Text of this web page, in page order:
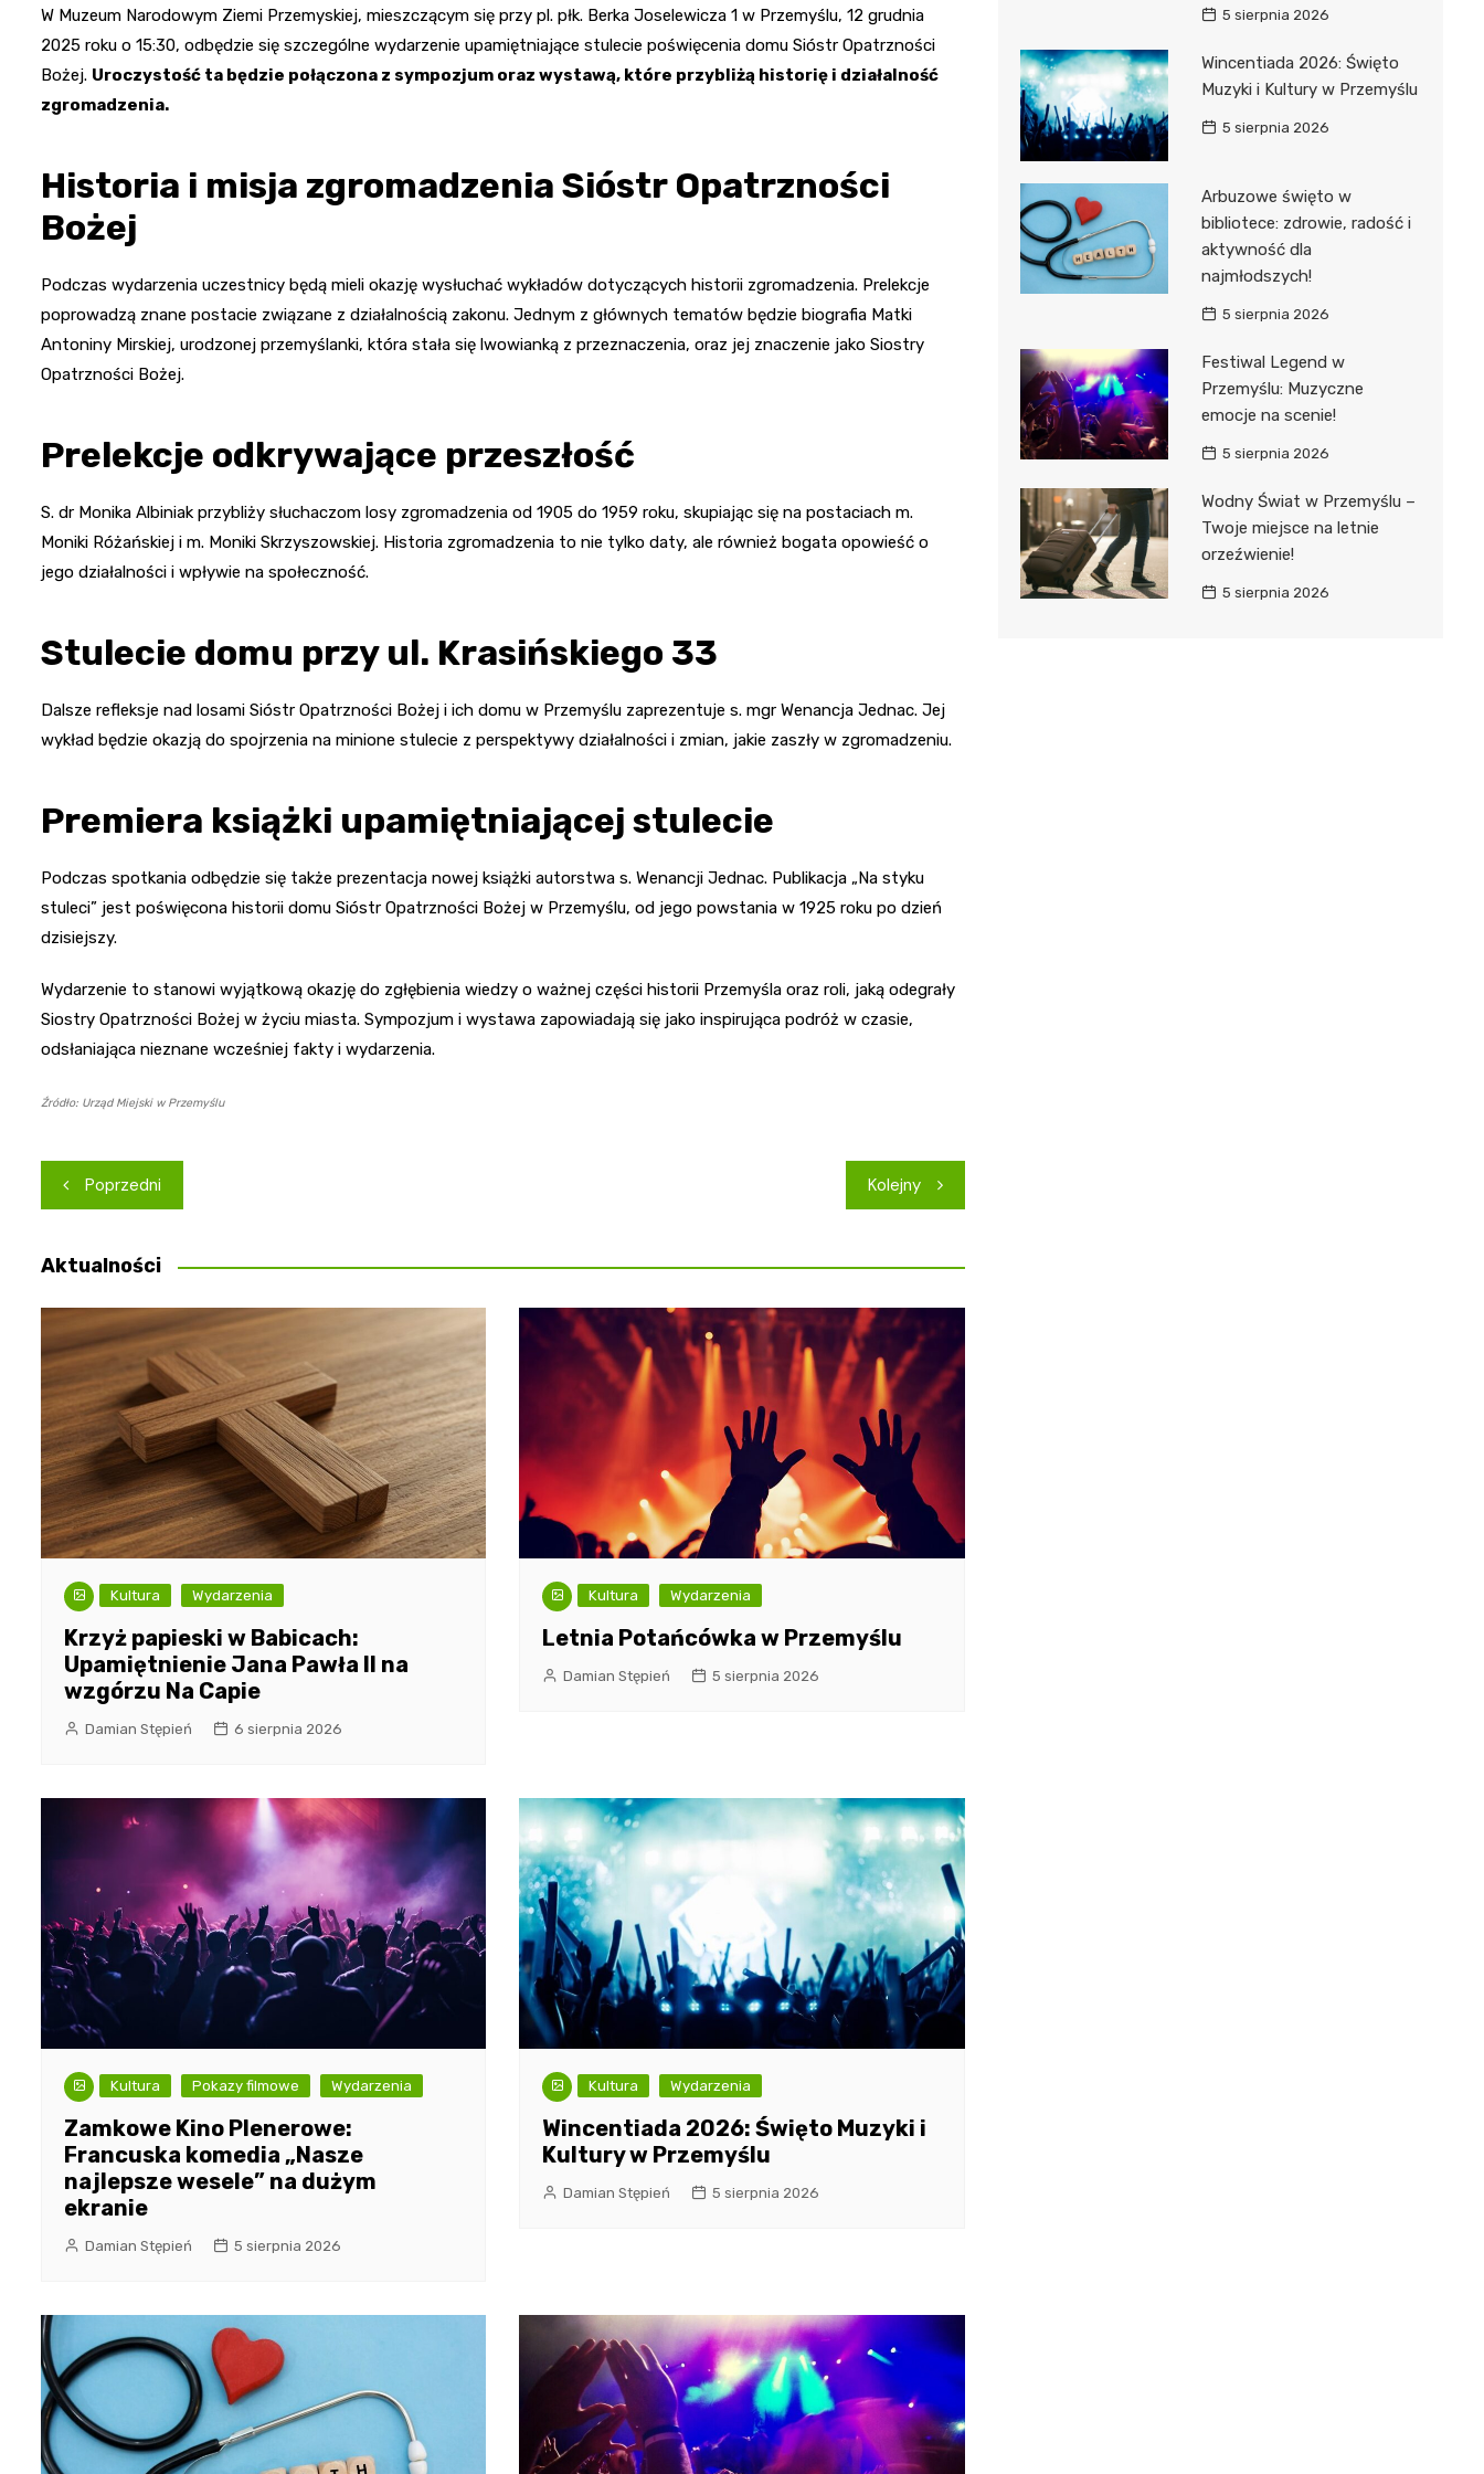
W Muzeum Narodowym Ziemi Przemyskiej, mieszczącym się przy pl. płk. Berka Joselewicza 1 w Przemyślu, 12 grudnia
2025 roku o 15:30, odbędzie się szczególne wydarzenie upamiętniające stulecie poświęcenia domu Sióstr Opatrzności
Bożej. Uroczystość ta będzie połączona z sympozjum oraz wystawą, które przybliżą historię i działalność
zgromadzenia.
Historia i misja zgromadzenia Sióstr Opatrzności
Bożej
Podczas wydarzenia uczestnicy będą mieli okazję wysłuchać wykładów dotyczących historii zgromadzenia. Prelekcje
poprowadzą znane postacie związane z działalnością zakonu. Jednym z głównych tematów będzie biografia Matki
Antoniny Mirskiej, urodzonej przemyślanki, która stała się lwowianką z przeznaczenia, oraz jej znaczenie jako Siostry
Opatrzności Bożej.
Prelekcje odkrywające przeszłość
S. dr Monika Albiniak przybliży słuchaczom losy zgromadzenia od 1905 do 1959 roku, skupiając się na postaciach m.
Moniki Różańskiej i m. Moniki Skrzyszowskiej. Historia zgromadzenia to nie tylko daty, ale również bogata opowieść o
jego działalności i wpływie na społeczność.
Stulecie domu przy ul. Krasińskiego 33
Dalsze refleksje nad losami Sióstr Opatrzności Bożej i ich domu w Przemyślu zaprezentuje s. mgr Wenancja Jednac. Jej
wykład będzie okazją do spojrzenia na minione stulecie z perspektywy działalności i zmian, jakie zaszły w zgromadzeniu.
Premiera książki upamiętniającej stulecie
Podczas spotkania odbędzie się także prezentacja nowej książki autorstwa s. Wenancji Jednac. Publikacja „Na styku
stuleci” jest poświęcona historii domu Sióstr Opatrzności Bożej w Przemyślu, od jego powstania w 1925 roku po dzień
dzisiejszy.
Wydarzenie to stanowi wyjątkową okazję do zgłębienia wiedzy o ważnej części historii Przemyśla oraz roli, jaką odegrały
Siostry Opatrzności Bożej w życiu miasta. Sympozjum i wystawa zapowiadają się jako inspirująca podróż w czasie,
odsłaniająca nieznane wcześniej fakty i wydarzenia.
Źródło: Urząd Miejski w Przemyślu
Nawigacja
wpisu
Poprzedni Kolejny
Aktualności
Kultura Wydarzenia
Krzyż papieski w Babicach:
Upamiętnienie Jana Pawła II na
wzgórzu Na Capie
Damian Stępień 6 sierpnia 2026
Kultura Wydarzenia
Letnia Potańcówka w Przemyślu
Damian Stępień 5 sierpnia 2026
Kultura Pokazy filmowe Wydarzenia
Zamkowe Kino Plenerowe:
Francuska komedia „Nasze
najlepsze wesele” na dużym
ekranie
Damian Stępień 5 sierpnia 2026
Kultura Wydarzenia
Wincentiada 2026: Święto Muzyki i
Kultury w Przemyślu
Damian Stępień 5 sierpnia 2026
5 sierpnia 2026
Wincentiada 2026: Święto
Muzyki i Kultury w Przemyślu
5 sierpnia 2026
Arbuzowe święto w
bibliotece: zdrowie, radość i
aktywność dla
najmłodszych!
5 sierpnia 2026
Festiwal Legend w
Przemyślu: Muzyczne
emocje na scenie!
5 sierpnia 2026
Wodny Świat w Przemyślu –
Twoje miejsce na letnie
orzeźwienie!
5 sierpnia 2026